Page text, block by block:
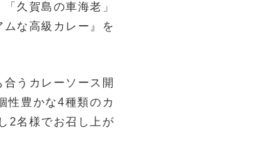
久賀島の車海老」
な高級カレー』を
うカレーソース開
性豊かな4種類のカ
2名様でお召し上が